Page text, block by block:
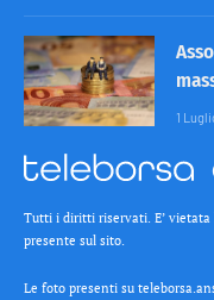
1
Tutti i diritti riservati. E’
presente sul sito.
Le foto presenti su